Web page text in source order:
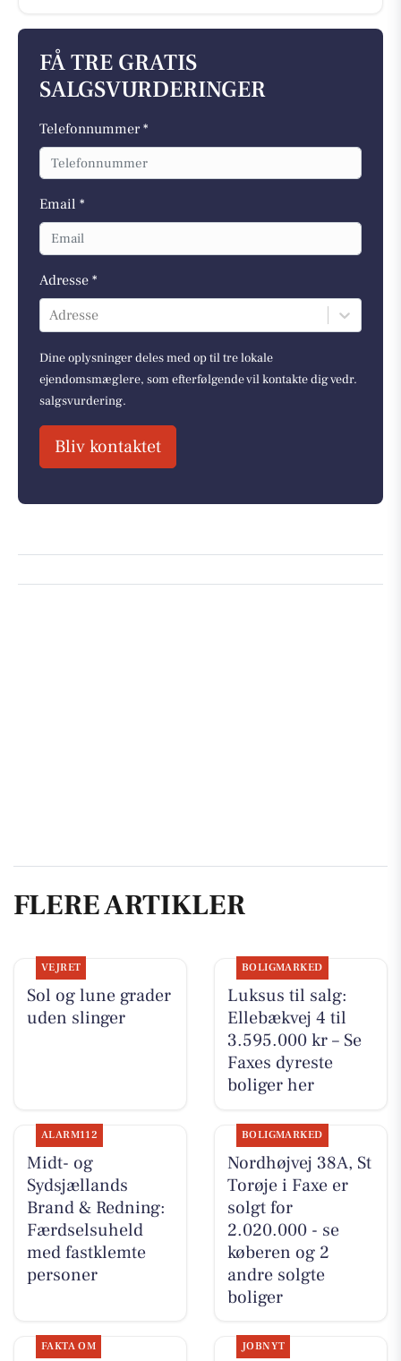
FÅ TRE GRATIS
SALGSVURDERINGER
Telefonnummer *
Email *
Adresse *
Adresse
Dine oplysninger deles med op til tre lokale
ejendomsmæglere, som efterfølgende vil kontakte dig vedr.
salgsvurdering.
Bliv kontaktet
FLERE ARTIKLER
VEJRET
Sol og lune grader
uden slinger
BOLIGMARKED
Luksus til salg:
Ellebækvej 4 til
3.595.000 kr – Se
Faxes dyreste
boliger her
ALARM112
Midt- og
Sydsjællands
Brand & Redning:
Færdselsuheld
med fastklemte
personer
BOLIGMARKED
Nordhøjvej 38A, St
Torøje i Faxe er
solgt for
2.020.000 - se
køberen og 2
andre solgte
boliger
FAKTA OM JOBNYT